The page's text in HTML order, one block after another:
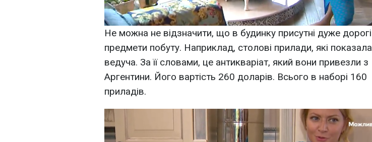
Не можна не відзначити, що в будинку присутні дуже дорогі
предмети побуту. Наприклад, столові прилади, які показала
ведуча. За її словами, це антикваріат, який вони привезли з
Аргентини. Його вартість 260 доларів. Всього в наборі 160
приладів.